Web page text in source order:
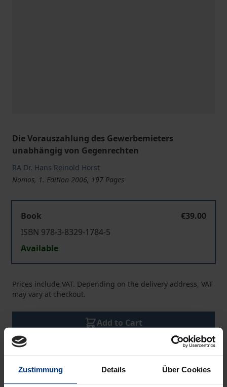
Zustimmung Details Über Cookies
Die Vorauszahlung des Gewerbemieters
unabhängig von Gegenrechten
RA Dr. Hans Reinold Horst
Nomos, 1. Edition 2006, 197 Pages
Book
€39.00
ISBN 978-3-8329-1784-5
Available
Prices include VAT. Depending on the delivery address, VAT
may vary at checkout.
Add to Cart
Add to Wish List